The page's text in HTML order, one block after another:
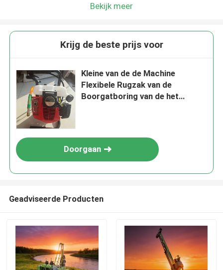
Bekijk meer
Krijg de beste prijs voor
Kleine van de de Machine
Flexibele Rugzak van de
Boorgatboring van de het
Doorgaan
Geadviseerde Producten